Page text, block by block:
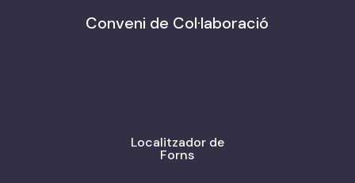
Conveni de Col·laboració
Localitzador de
Forns